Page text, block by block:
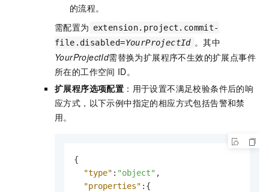
的流程。
需配置为 extension.project.commit-
file.disabled=YourProjectId 。其中
YourProjectId需替换为扩展程序不生效的扩展点事件
所在的工作空间 ID。
扩展程序选项配置 ：用于设置不满足校验条件后的响
应方式，以下示例中指定的相应方式包括告警和禁
用。
{
"type" : "object" ,
"properties" : {